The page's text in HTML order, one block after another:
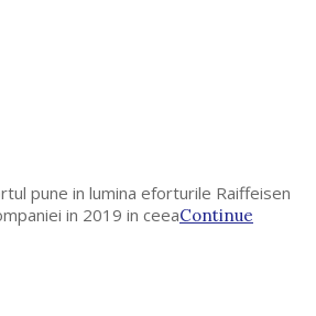
pune in lumina eforturile Raiffeisen
in 2019 in ceeaContinue